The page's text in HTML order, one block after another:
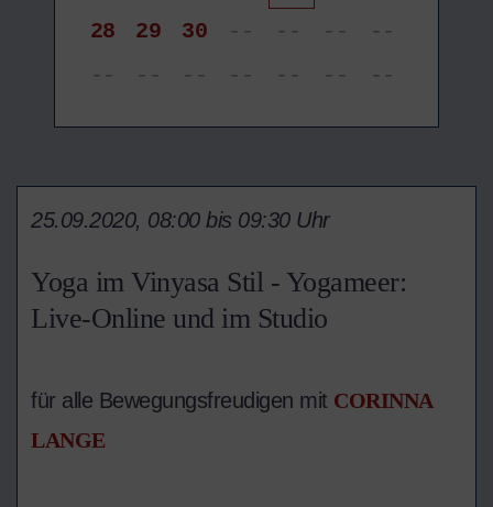
28
29 30 -- -- --
--
--
-- -- -- -- -- --
Yoga im Vinyasa Stil - Yogameer:
Live-Online und im Studio
25.09.2020, 08:00 bis 09:30 Uhr
für alle Bewegungsfreudigen mit CORINNA
LANGE